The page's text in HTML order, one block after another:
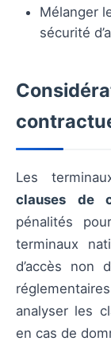
Mélanger
sécurité
Les
clauses de
pénalités
terminaux
d’accès non
analyser les
en cas de